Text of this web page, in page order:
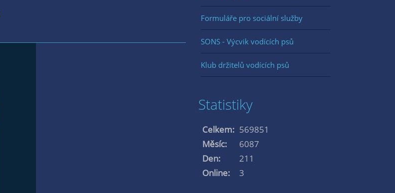
Formuláře pro sociální služby
SONS - Výcvik vodících psů
Klub držitelů vodících psů
Statistiky
Online: 3
Celkem: 569851
Měsíc:
6087
Den:
211